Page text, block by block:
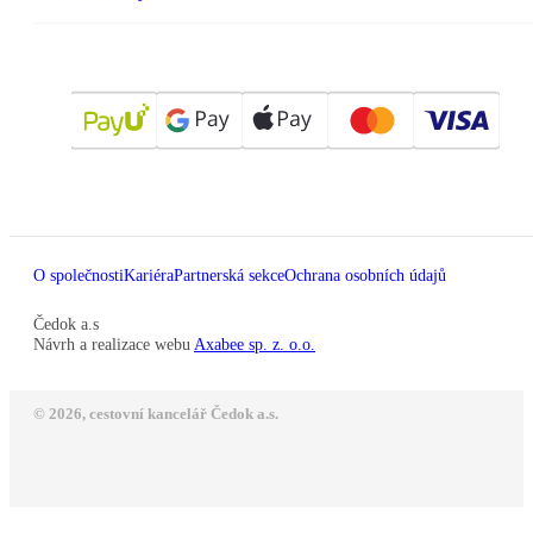
O společnostiKariéraPartnerská sekceOchrana osobních údajů
Čedok a.s
Návrh a realizace webu Axabee sp. z. o.o.
© 2026, cestovní kancelář Čedok a.s.